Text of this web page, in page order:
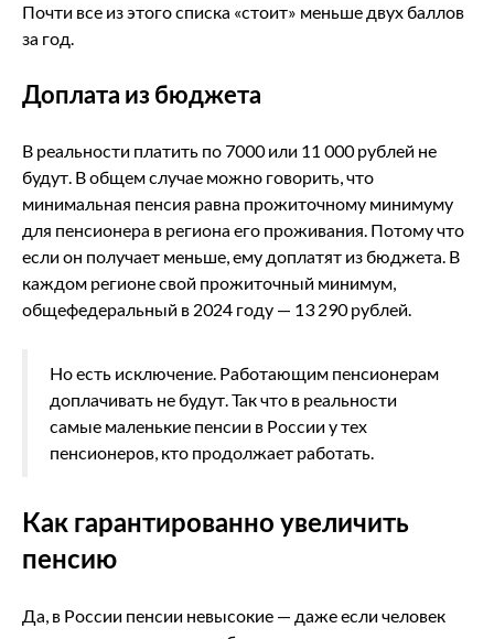
Почти все из этого списка «стоит» меньше двух баллов
за год.
Доплата из бюджета
В реальности платить по 7000 или 11 000 рублей не
будут. В общем случае можно говорить, что
минимальная пенсия равна прожиточному минимуму
для пенсионера в региона его проживания. Потому что
если он получает меньше, ему доплатят из бюджета. В
каждом регионе свой прожиточный минимум,
общефедеральный в 2024 году — 13 290 рублей.
Но есть исключение. Работающим пенсионерам
доплачивать не будут. Так что в реальности
самые маленькие пенсии в России у тех
пенсионеров, кто продолжает работать.
Как гарантированно увеличить
пенсию
Да, в России пенсии невысокие — даже если человек